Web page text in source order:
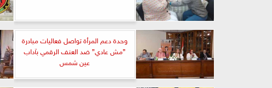
وحدة دعم المرأة تواصل فعاليات مبادرة
”مش عادي” ضد العنف الرقمي بآداب
عين شمس